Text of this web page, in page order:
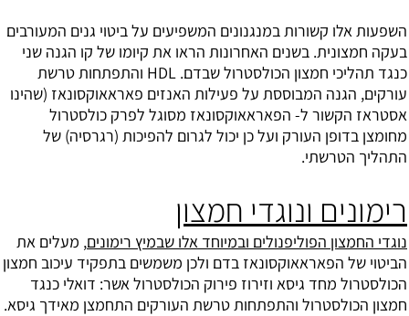
השפעות אלו קשורות במנגנונים המשפיעים על ביטוי גנים המעורבים
בעקה חמצונית. בשנים האחרונות הראו את קיומו של קו הגנה שני
כנגד תהליכי חמצון הכולסטרול שבדם. HDL והתפתחות טרשת
עורקים, הגנה המבוססת על פעילות האנזים פאראאוקסונאז (שהינו
אסטראז הקשור ל- הפאראאוקסונאז מסוגל לפרק כולסטרול
מחומצן בדופן העורק ועל כן יכול לגרום להפיכות (רגרסיה) של
התהליך הטרשתי.
רימונים ונוגדי חמצון
נוגדי החמצון הפוליפנולים ובמיוחד אלו שבמיץ רימונים, מעלים את
הביטוי של הפאראאוקסונאז בדם ולכן משמשים בתפקיד עיכוב חמצון
הכולסטרול מחד גיסא וזירוז פירוק הכולסטרול אשר: דואלי כנגד
חמצון הכולסטרול והתפתחות טרשת העורקים התחמצן מאידך גיסא.